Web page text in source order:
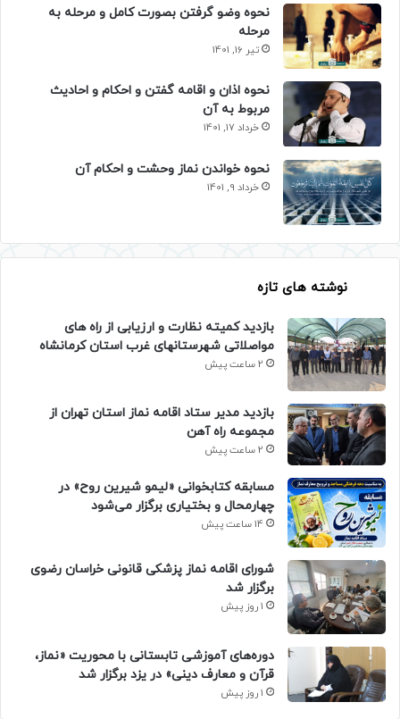
نحوه وضو گرفتن بصورت کامل و مرحله به
مرحله
تیر 16, 1401
نحوه اذان و اقامه گفتن و احکام و احادیث
مربوط به آن
خرداد 17, 1401
نحوه خواندن نماز وحشت و احکام آن
خرداد 9, 1401
نوشته های تازه
بازدید کمیته نظارت و ارزیابی از راه های
مواصلاتی شهرستانهای غرب استان کرمانشاه
2 ساعت پیش
بازدید مدیر ستاد اقامه نماز استان تهران از
مجموعه راه آهن
2 ساعت پیش
مسابقه کتابخوانی «لیمو شیرین روح» در
چهارمحال و بختیاری برگزار می‌شود
14 ساعت پیش
شورای اقامه نماز پزشکی قانونی خراسان رضوی
برگزار شد
1 روز پیش
دوره‌های آموزشی تابستانی با محوریت «نماز،
قرآن و معارف دینی» در یزد برگزار شد
1 روز پیش